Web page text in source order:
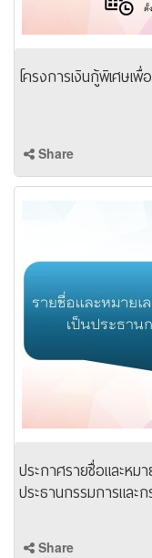
โครงการเงินกู้พิเศษเ
Share
ประกาศรายชื่อและหม
ประธานกรรมการและ
Share